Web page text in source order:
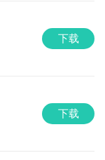
下载
下载